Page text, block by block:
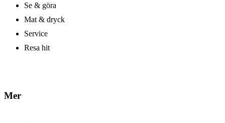
Se & göra
Mat & dryck
Service
Resa hit
Mer